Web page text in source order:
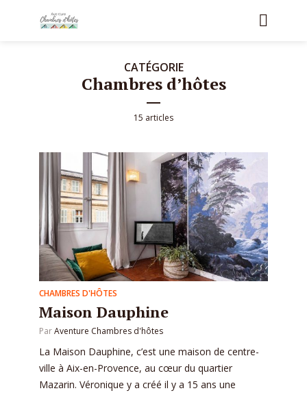
CATÉGORIE
Chambres d’hôtes
15 articles
CHAMBRES D'HÔTES
Maison Dauphine
ParAventure Chambres d'hôtes
La Maison Dauphine, c’est une maison de centre-
ville à Aix-en-Provence, au cœur du quartier
Mazarin. Véronique y a créé il y a 15 ans une